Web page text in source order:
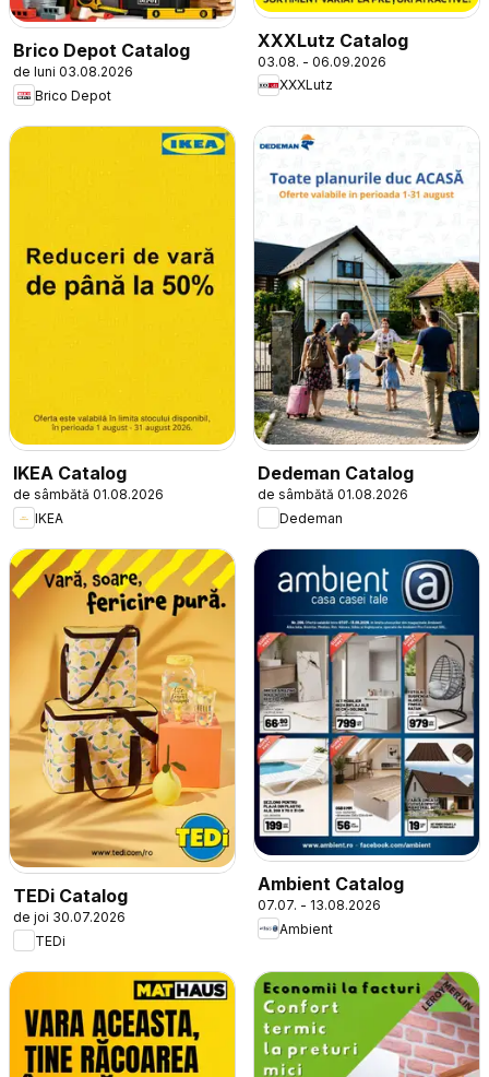
Brico Depot Catalog
de luni 03.08.2026
Brico Depot
XXXLutz Catalog
03.08. - 06.09.2026
XXXLutz
IKEA Catalog
de sâmbătă 01.08.2026
IKEA
Dedeman Catalog
de sâmbătă 01.08.2026
Dedeman
TEDi Catalog
de joi 30.07.2026
TEDi
Ambient Catalog
07.07. - 13.08.2026
Ambient